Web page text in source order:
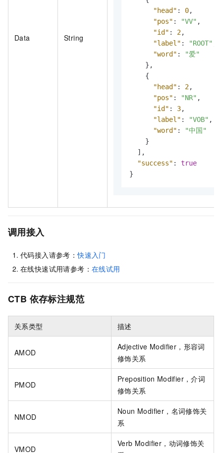
Data String
"head" : 0,
"pos" : "VV" ,
"id" : 2,
"label" : "ROOT"
"word" :
"爱"
} ,
{
"head" : 2,
"pos" : "NR" ,
"id" : 3,
"label" : "VOB" ,
"word" :
"中国"
}
] ,
"success" :
true
}
调用接入
代码接入请参考：快速入门
在线快速试用请参考： 在线试用
CTB 依存标注规范
关系类型 描述
AMOD
Adjective Modifier，形容词
修饰关系
PMOD
Preposition Modifier，介词
修饰关系
NMOD
Noun Modifier，名词修饰关
系
VMOD
Verb Modifier，动词修饰关